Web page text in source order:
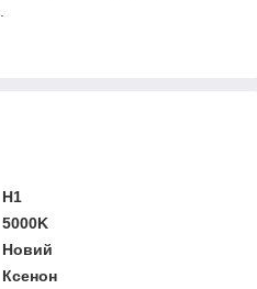
H1
5000K
Новий
Ксенон